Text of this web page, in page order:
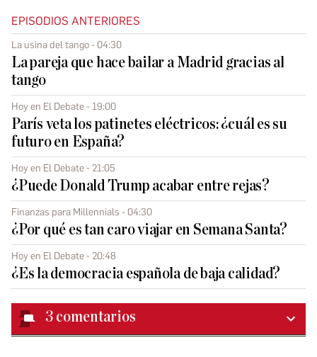
EPISODIOS ANTERIORES
La usina del tango - 04:30
La pareja que hace bailar a Madrid gracias al
tango
Hoy en El Debate - 19:00
París veta los patinetes eléctricos: ¿cuál es su
futuro en España?
Hoy en El Debate - 21:05
¿Puede Donald Trump acabar entre rejas?
Finanzas para Millennials - 04:30
¿Por qué es tan caro viajar en Semana Santa?
Hoy en El Debate - 20:48
¿Es la democracia española de baja calidad?
3 comentarios